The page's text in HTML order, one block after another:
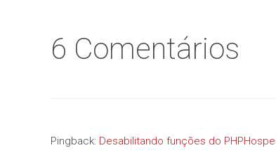
6 Comentários
Pingback: Desabilitando funções do